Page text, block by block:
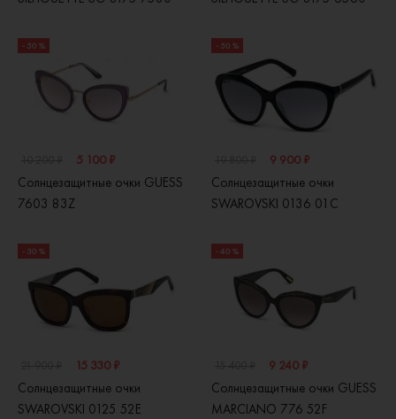
- 50 %
5 100 ₽
Солнцезащитные очки GUESS
7603 83Z
- 50 %
9 900 ₽
Солнцезащитные очки
SWAROVSKI 0136 01C
- 30 %
15 330 ₽
Солнцезащитные очки
SWAROVSKI 0125 52E
- 40 %
9 240 ₽
Солнцезащитные очки GUESS
MARCIANO 776 52F